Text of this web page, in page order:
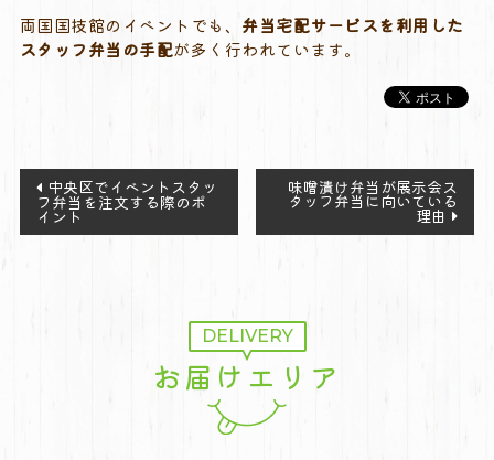
両国国技館のイベントでも、 弁当宅配サービスを利用した
スタッフ弁当の手配が多く行われています。
ナ
中央区でイベントスタッ
フ弁当を注文する際のポ
イント
味噌漬け弁当が展示会ス
タッフ弁当に向いている
理由
DELIVERY
お届けエリア